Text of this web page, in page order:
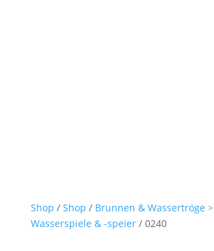
Shop / Shop / Brunnen & Wassertröge >
Wasserspiele & -speier/ 0240